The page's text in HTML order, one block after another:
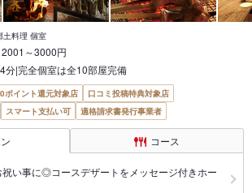
土料理 個室
2001～3000円
分|完全個室は全10部屋完備
ポイント還元対象店
口コミ投稿特典対象店
スマート支払い可 適格請求書発行事業者
コース
祝い事に◎コースデザートをメッセージ付きホー